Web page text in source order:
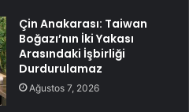
Çin Anakarası: Taiwan
Boğazı’nın İki Yakası
Arasındaki İşbirliği
Durdurulamaz
Ağustos 7, 2026